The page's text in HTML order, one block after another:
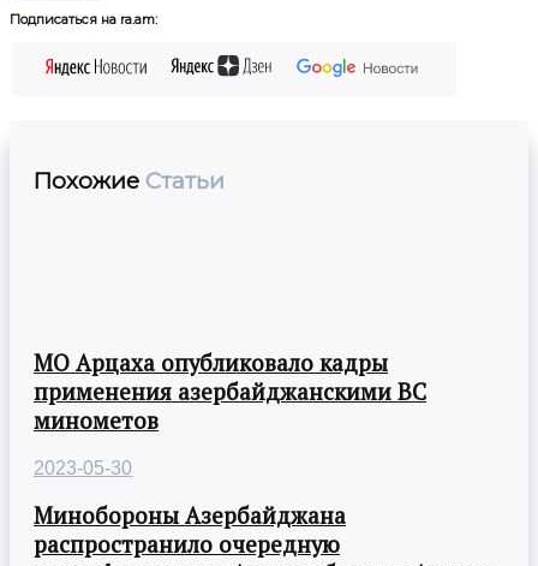
Подписаться на ra.am:
Похожие Статьи
МО Арцаха опубликовало кадры
применения азербайджанскими ВС
минометов
2023-05-30
Минобороны Азербайджана
распространило очередную